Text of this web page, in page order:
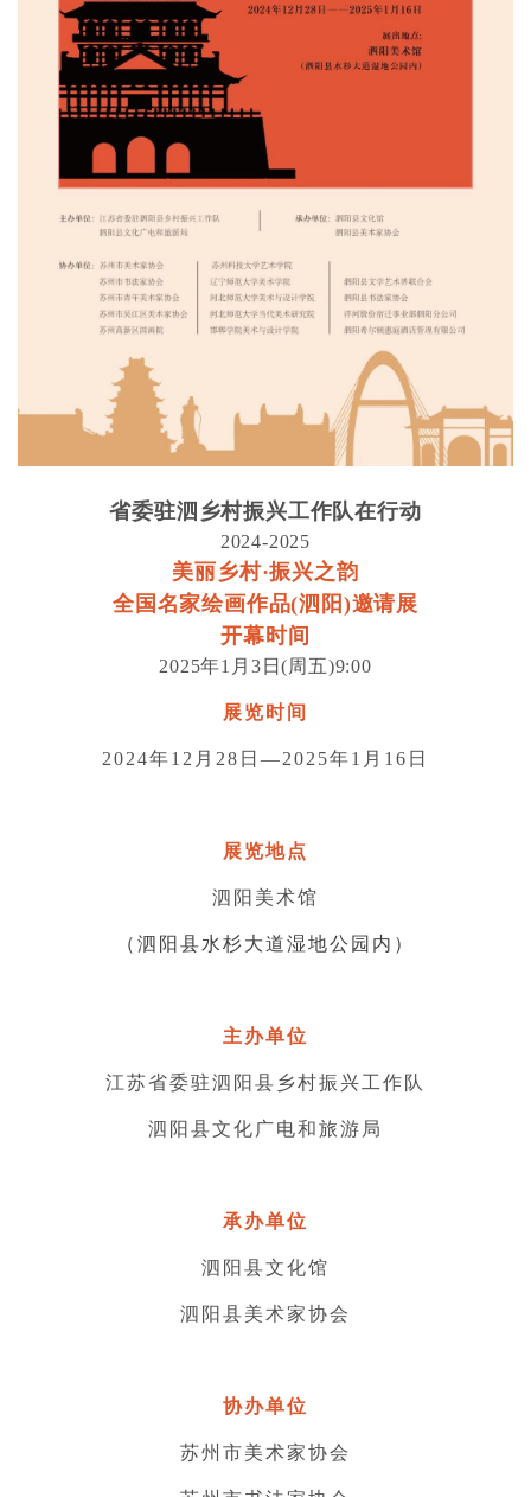
省委驻泗乡村振兴工作队在行动
2024-2025
美丽乡村·振兴之韵
全国名家绘画作品(泗阳)邀请展
开幕时间
2025年1月3日(周五)9:00
展览时间
2024年12月28日—2025年1月16日
展览地点
泗阳美术馆
（泗阳县水杉大道湿地公园内）
主办单位
江苏省委驻泗阳县乡村振兴工作队
泗阳县文化广电和旅游局
承办单位
泗阳县文化馆
泗阳县美术家协会
协办单位
苏州市美术家协会